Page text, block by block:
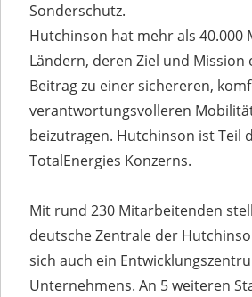
Sonderschutz.
Hutchinson hat mehr als 40.000
Ländern, deren Ziel und Mission
Beitrag zu einer sichereren,
verantwortungsvolleren
beizutragen. Hutchinson ist Teil
TotalEnergies Konzerns.
Mit rund 230 Mitarbeitenden
deutsche Zentrale der
sich auch ein
Unternehmens. An 5 weiteren